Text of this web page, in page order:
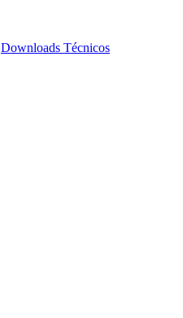
Downloads Técnicos